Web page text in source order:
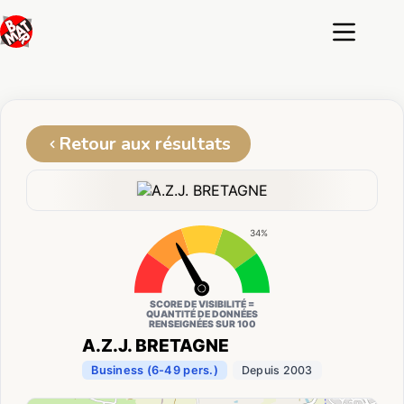
au
contenu
Retour aux résultats
A.Z.J. BRETAGNE
Business (6-49 pers.) Depuis 2003
34%
SCORE DE VISIBILITÉ =
QUANTITÉ DE DONNÉES
RENSEIGNÉES SUR 100